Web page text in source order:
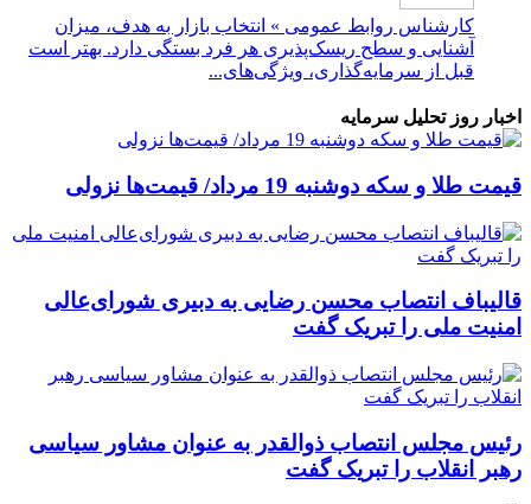
کارشناس روابط عمومی » انتخاب بازار به هدف، میزان
آشنایی و سطح ریسک‌پذیری هر فرد بستگی دارد. بهتر است
قبل از سرمایه‌گذاری، ویژگی‌های...
اخبار روز تحلیل سرمایه
قیمت طلا و سکه دوشنبه 19 مرداد/ قیمت‌ها نزولی
قالیباف انتصاب محسن رضایی به دبیری شورای‌عالی
امنیت ملی را تبریک گفت
رئیس مجلس انتصاب ذوالقدر به عنوان مشاور سیاسی
رهبر انقلاب را تبریک گفت